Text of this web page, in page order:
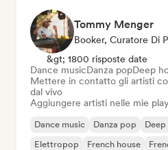
Tommy Menger
Booker, Curatore Di
&gt; 1800 risposte date
Dance musicDanza popDeep
Mettere in contatto gli artisti
dal vivo
Aggiungere artisti nelle mie
Dance music Danza pop Deep
Elettropop
French house